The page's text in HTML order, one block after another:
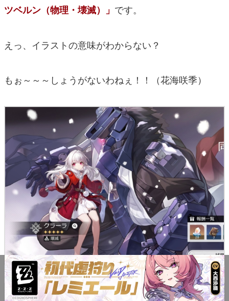
ツベルン（物理・壊滅）」 です。
えっ、イラストの意味がわからない？
もぉ～～～しょうがないわねぇ！！（花海咲季）